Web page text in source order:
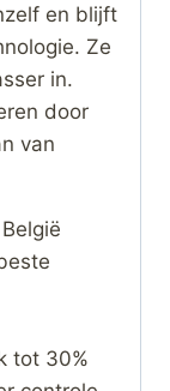
en blijft
Ze
in.
door
van
tot 30%